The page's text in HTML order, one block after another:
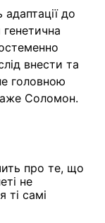
до
внести та
головною
Соломон.
про те, що
не
ті самі